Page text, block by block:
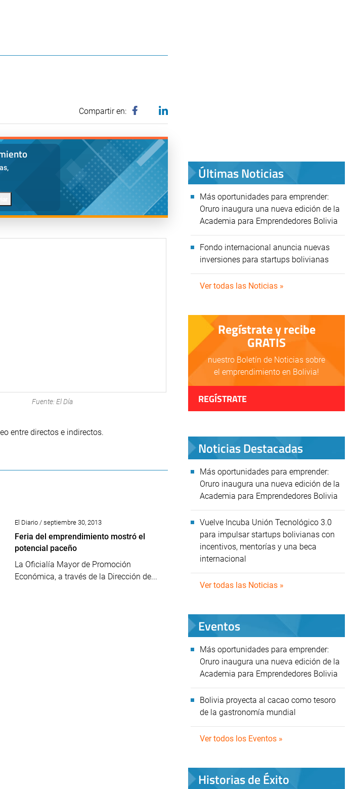
Compartir en:
Fuente: El Día
entre directos e indirectos.
El Diario / septiembre 30, 2013
Feria del emprendimiento mostró el
potencial paceño
La Oficialía Mayor de Promoción
Económica, a través de la Dirección de...
Últimas Noticias
Más oportunidades para emprender:
Oruro inaugura una nueva edición de la
Academia para Emprendedores Bolivia
Fondo internacional anuncia nuevas
inversiones para startups bolivianas
Ver todas las Noticias »
Regístrate y recibe
GRATIS
nuestro Boletín de Noticias sobre
el emprendimiento en Bolivia!
REGÍSTRATE
Noticias Destacadas
Más oportunidades para emprender:
Oruro inaugura una nueva edición de la
Academia para Emprendedores Bolivia
Vuelve Incuba Unión Tecnológico 3.0
para impulsar startups bolivianas con
incentivos, mentorías y una beca
internacional
Ver todas las Noticias »
Eventos
Más oportunidades para emprender:
Oruro inaugura una nueva edición de la
Academia para Emprendedores Bolivia
Bolivia proyecta al cacao como tesoro
de la gastronomía mundial
Ver todos los Eventos »
Historias de Éxito